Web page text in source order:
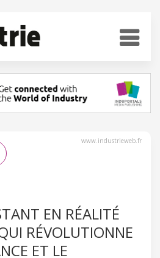
www.industrieweb.fr
EN RÉALITÉ
RÉVOLUTIONNE
ET LE